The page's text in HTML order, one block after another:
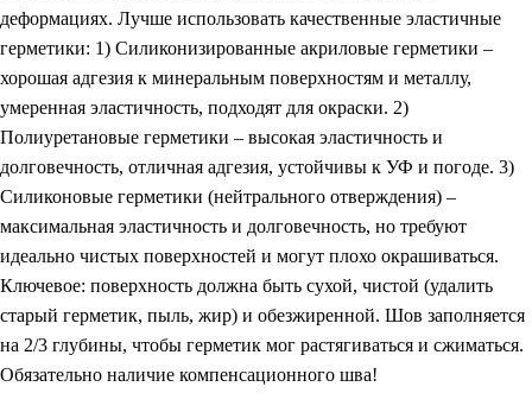
деформациях. Лучше использовать качественные эластичные
герметики: 1) Силиконизированные акриловые герметики –
хорошая адгезия к минеральным поверхностям и металлу,
умеренная эластичность, подходят для окраски. 2)
Полиуретановые герметики – высокая эластичность и
долговечность, отличная адгезия, устойчивы к УФ и погоде. 3)
Силиконовые герметики (нейтрального отверждения) –
максимальная эластичность и долговечность, но требуют
идеально чистых поверхностей и могут плохо окрашиваться.
Ключевое: поверхность должна быть сухой, чистой (удалить
старый герметик, пыль, жир) и обезжиренной. Шов заполняется
на 2/3 глубины, чтобы герметик мог растягиваться и сжиматься.
Обязательно наличие компенсационного шва!